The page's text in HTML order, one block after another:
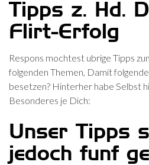
Tipps z. Hd.
Flirt-Erfolg
Respons mochtest ubrige Tipps
folgenden Themen, Damit
besetzen? Hinterher habe Selbst
Besonderes je Dich:
Unser Tipps
jedoch funf